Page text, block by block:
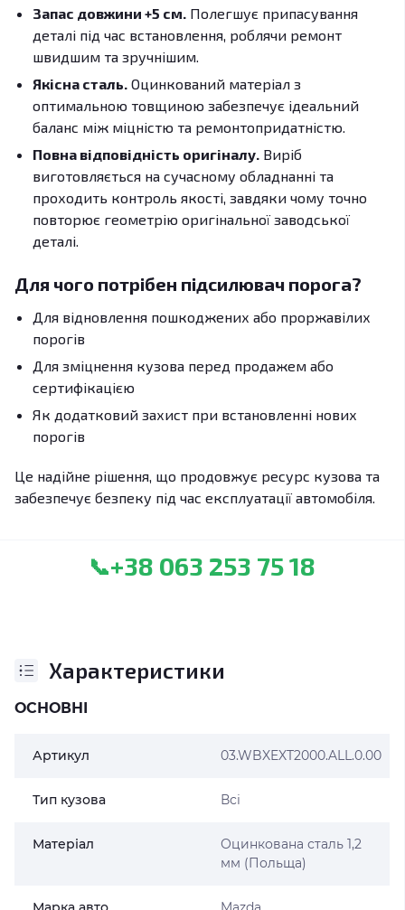
Запас довжини +5 см. Полегшує припасування
деталі під час встановлення, роблячи ремонт
швидшим та зручнішим.
Якісна сталь. Оцинкований матеріал з
оптимальною товщиною забезпечує ідеальний
баланс між міцністю та ремонтопридатністю.
Повна відповідність оригіналу. Виріб
виготовляється на сучасному обладнанні та
проходить контроль якості, завдяки чому точно
повторює геометрію оригінальної заводської
деталі.
Для чого потрібен підсилювач порога?
Для відновлення пошкоджених або проржавілих
порогів
Для зміцнення кузова перед продажем або
сертифікацією
Як додатковий захист при встановленні нових
порогів
Це надійне рішення, що продовжує ресурс кузова та
забезпечує безпеку під час експлуатації автомобіля.
📞+38 063 253 75 18
Характеристики
ОСНОВНІ
Артикул 03.WBXEXT2000.ALL.0.00
Тип кузова Всі
Матеріал
Оцинкована сталь 1,2
мм (Польща)